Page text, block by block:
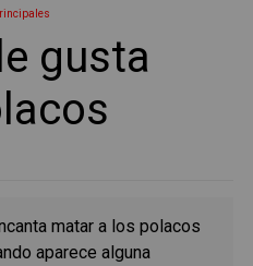
gusta
matar a los polacos
aparece alguna